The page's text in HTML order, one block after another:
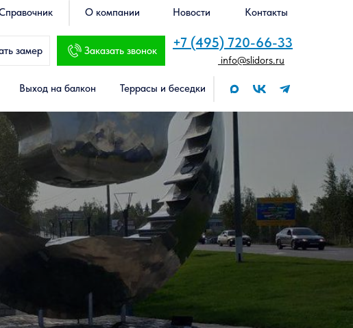
замер Заказать звонок +7 (495) 720-66-33
Террасы и беседки
Выход на балкон
О компании Новости Контакты
info@slidors.ru